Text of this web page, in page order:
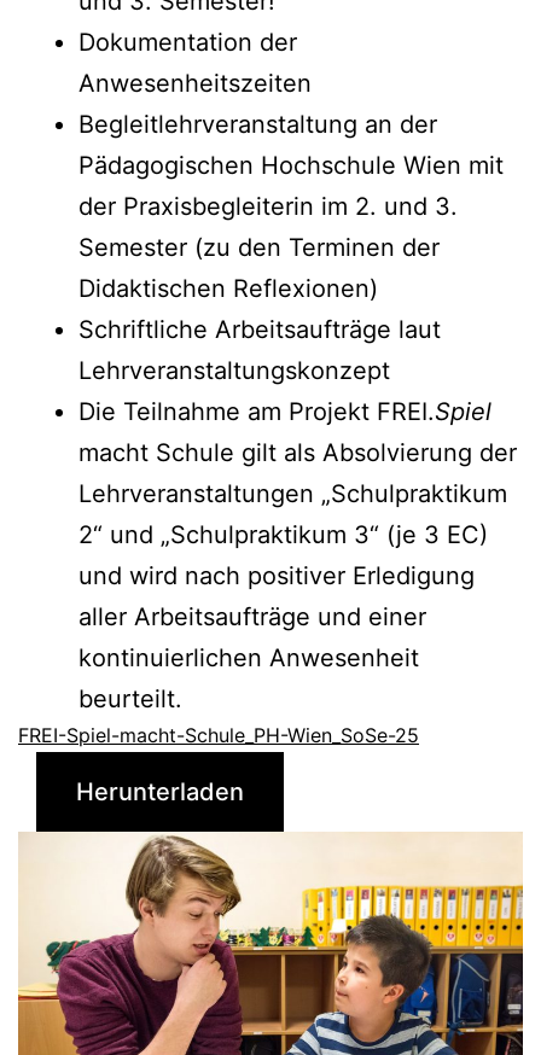
Dokumentation der
Anwesenheitszeiten
Begleitlehrveranstaltung an der
Pädagogischen Hochschule Wien mit
der Praxisbegleiterin im 2. und 3.
Semester (zu den Terminen der
Didaktischen Reflexionen)
Schriftliche Arbeitsaufträge laut
Lehrveranstaltungskonzept
Die Teilnahme am Projekt FREI.Spiel
macht Schule gilt als Absolvierung der
Lehrveranstaltungen „Schulpraktikum
2“ und „Schulpraktikum 3“ (je 3 EC)
und wird nach positiver Erledigung
aller Arbeitsaufträge und einer
kontinuierlichen Anwesenheit
beurteilt.
FREI-Spiel-macht-Schule_PH-Wien_SoSe-25
Herunterladen